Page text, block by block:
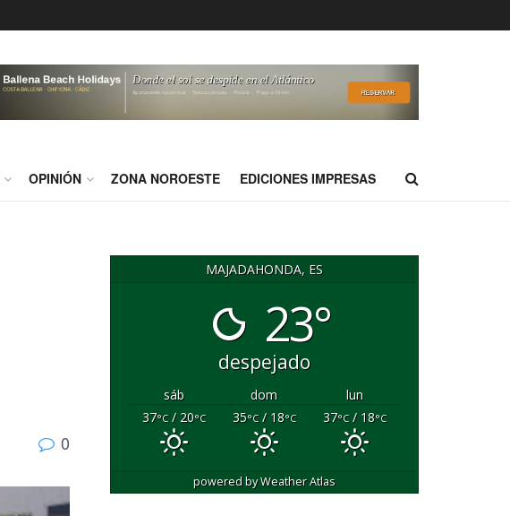
OPINIÓN ZONA NOROESTE EDICIONES IMPRESAS
0
MAJADAHONDA, ES
23°
despejado
sáb dom
lun
37°C/ 20°C 35°C/ 18°C 37°C/ 18°C
powered byWeather Atlas